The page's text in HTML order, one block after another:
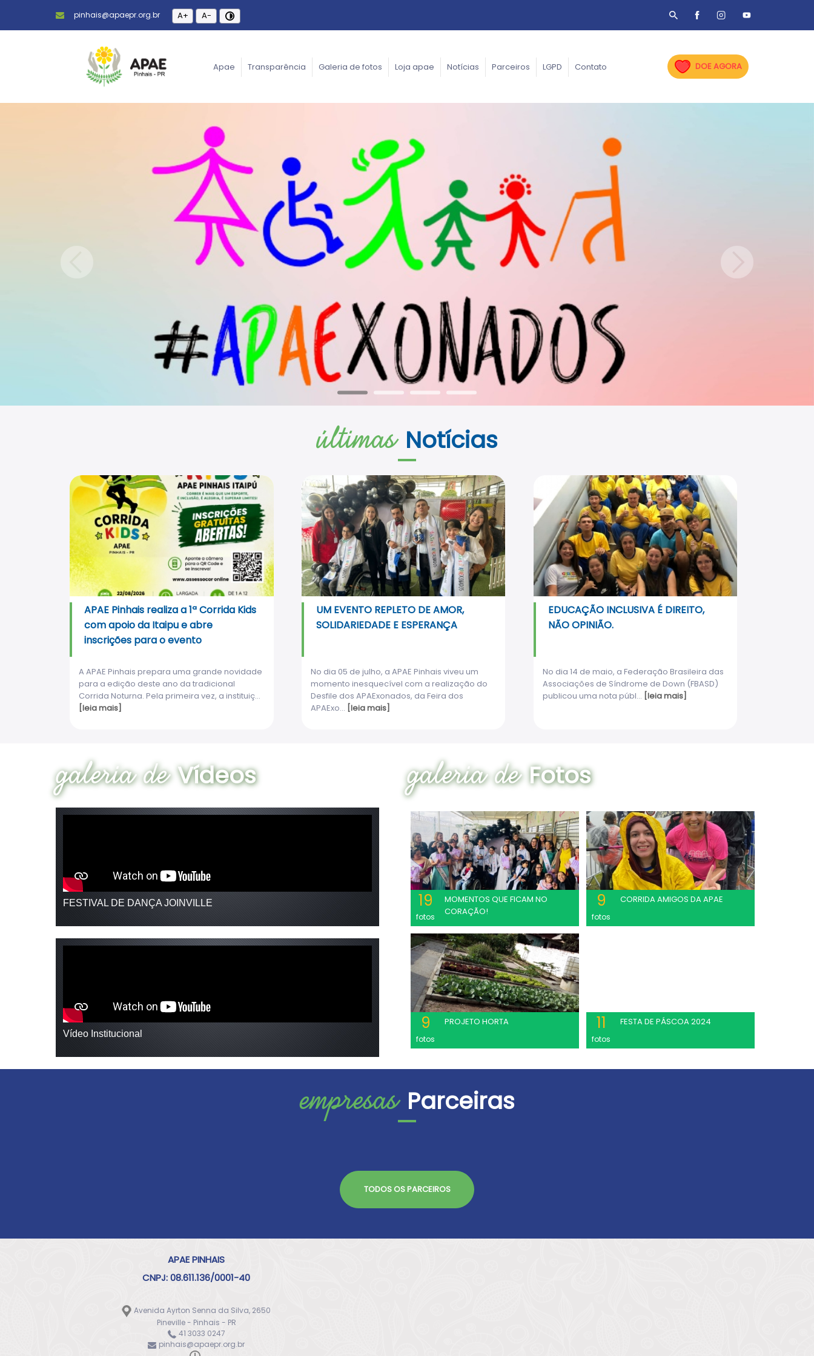
pinhais@apaepr.org.br A+ A-
Apae Transparência Galeria de fotos Loja apae Notícias Parceiros LGPD Contato DOE AGORA
últimas Notícias
APAE Pinhais realiza a 1ª Corrida Kids
com apoio da Itaipu e abre
inscrições para o evento
A APAE Pinhais prepara uma grande novidade
para a edição deste ano da tradicional
Corrida Noturna. Pela primeira vez, a instituiç...
[leia mais]
UM EVENTO REPLETO DE AMOR,
SOLIDARIEDADE E ESPERANÇA
No dia 05 de julho, a APAE Pinhais viveu um
momento inesquecível com a realização do
Desfile dos APAExonados, da Feira dos
APAExo... [leia mais]
EDUCAÇÃO INCLUSIVA É DIREITO,
NÃO OPINIÃO.
No dia 14 de maio, a Federação Brasileira das
Associações de Síndrome de Down (FBASD)
publicou uma nota públ... [leia mais]
galeria deVídeos
FESTIVAL DE DANÇA JOINVILLE
Vídeo Institucional
galeria deFotos
19
fotos
MOMENTOS QUE FICAM NO
CORAÇÃO!
9
fotos
CORRIDA AMIGOS DA APAE
9
fotos
PROJETO HORTA 11
fotos
FESTA DE PÁSCOA 2024
empresas Parceiras
TODOS OS PARCEIROS
APAE PINHAIS
CNPJ: 08.611.136/0001-40
Avenida Ayrton Senna da Silva, 2650
Pineville - Pinhais - PR
41 3033 0247
pinhais@apaepr.org.br